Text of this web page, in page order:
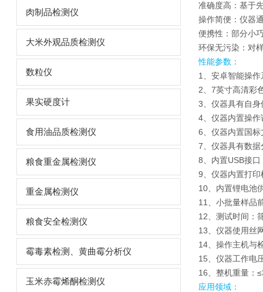
肉制品检测仪
大米外观品质检测仪
数粒仪
果实硬度计
食用油品质检测仪
粮食重金属检测仪
重金属检测仪
粮食安全检测仪
霉毒素检测、黄曲霉分析仪
玉米赤霉烯酮检测仪
准确度高：基于
操作简便：仪器
便携性：部分小
环保无污染：对
性能参数：
1、安卓智能操
2、7英寸高清彩
3、仪器具有自
4、仪器内置操
6、仪器内置国
7、仪器具有数
8、内置USB接
9、仪器内置打
10、内置锂电池
11、小批量样品
12、测试时间：
13、仪器使用丝
14、操作主机与
15、仪器工作电
16、整机重量：
应用领域：